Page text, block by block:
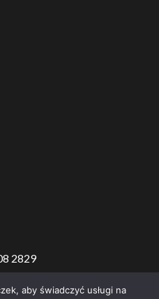
2829
aby świadczyć usługi na